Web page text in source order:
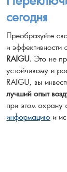
сегодня
Преобразуйте
и
RAIGU. Это не
устойчивому и
RAIGU, вы
лучший опыт
при этом
информацию и